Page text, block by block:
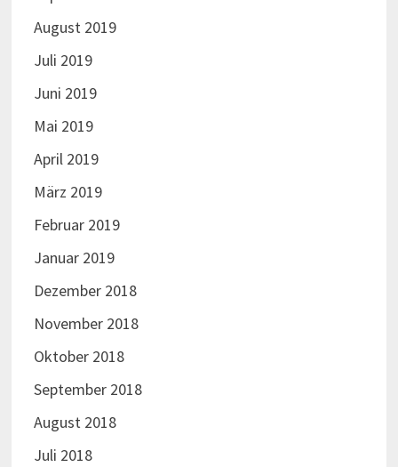
Dezember 2017
November 2017
Oktober 2017
September 2017
August 2017
Juli 2017
Juni 2017
Mai 2017
April 2017
März 2017
Februar 2017
Januar 2017
Dezember 2016
November 2016